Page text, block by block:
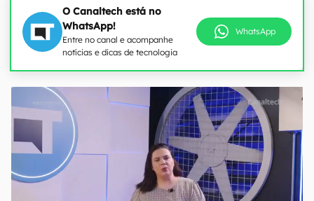
O Canaltech está no
WhatsApp!
Entre no canal e acompanhe
notícias e dicas de tecnologia
WhatsApp